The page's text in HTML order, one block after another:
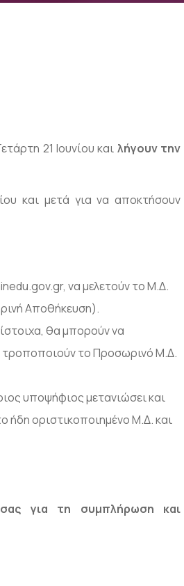
21 Ιουνίου και λήγουν την
και μετά για να αποκτήσουν
να μελετούν το Μ.Δ.
Αποθήκευση).
θα μπορούν να
τροποποιούν το Προσωρινό Μ.Δ.
υποψήφιος μετανιώσει και
ήδη οριστικοποιημένο Μ.Δ. και
για τη συμπλήρωση και